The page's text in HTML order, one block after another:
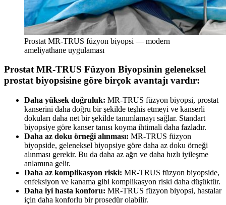
Prostat MR-TRUS füzyon biyopsi — modern
ameliyathane uygulaması
Prostat MR-TRUS Füzyon Biyopsinin geleneksel
prostat biyopsisine göre birçok avantajı vardır:
Daha yüksek doğruluk: MR-TRUS füzyon biyopsi, prostat
kanserini daha doğru bir şekilde teşhis etmeyi ve kanserli
dokuları daha net bir şekilde tanımlamayı sağlar. Standart
biyopsiye göre kanser tanısı koyma ihtimali daha fazladır.
Daha az doku örneği alınması: MR-TRUS füzyon
biyopside, geleneksel biyopsiye göre daha az doku örneği
alınması gerekir. Bu da daha az ağrı ve daha hızlı iyileşme
anlamına gelir.
Daha az komplikasyon riski: MR-TRUS füzyon biyopside,
enfeksiyon ve kanama gibi komplikasyon riski daha düşüktür.
Daha iyi hasta konforu: MR-TRUS füzyon biyopsi, hastalar
için daha konforlu bir prosedür olabilir.